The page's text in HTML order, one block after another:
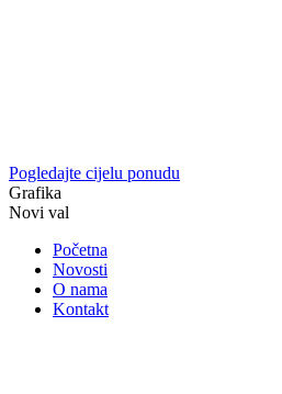
Pogledajte cijelu ponudu
Grafika
Novi val
Početna
Novosti
O nama
Kontakt